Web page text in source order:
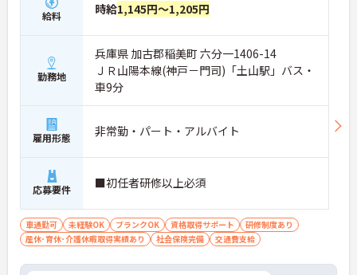
給料 時給1,145円～1,205円
勤務地
兵庫県 加古郡稲美町 六分一1406-14
ＪＲ山陽本線(神戸－門司)「土山駅」バス・
車9分
雇用形態 非常勤・パート・アルバイト
応募要件 ■初任者研修以上必須
車通勤可 未経験OK ブランクOK 資格取得サポート
研修制度あり
産休･育休･介護休暇取得実績あり
社会保険完備 交通費支給